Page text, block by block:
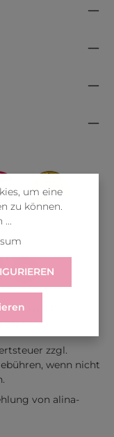
& HILFE
zzgl.
wenn nicht
von alina-
um eine
zu können.
...